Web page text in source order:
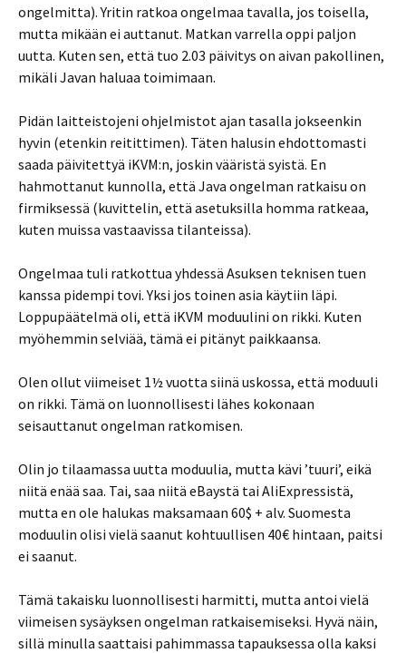
ongelmitta). Yritin ratkoa ongelmaa tavalla, jos toisella,
mutta mikään ei auttanut. Matkan varrella oppi paljon
uutta. Kuten sen, että tuo 2.03 päivitys on aivan pakollinen,
mikäli Javan haluaa toimimaan.
Pidän laitteistojeni ohjelmistot ajan tasalla jokseenkin
hyvin (etenkin reitittimen). Täten halusin ehdottomasti
saada päivitettyä iKVM:n, joskin vääristä syistä. En
hahmottanut kunnolla, että Java ongelman ratkaisu on
firmiksessä (kuvittelin, että asetuksilla homma ratkeaa,
kuten muissa vastaavissa tilanteissa).
Ongelmaa tuli ratkottua yhdessä Asuksen teknisen tuen
kanssa pidempi tovi. Yksi jos toinen asia käytiin läpi.
Loppupäätelmä oli, että iKVM moduulini on rikki. Kuten
myöhemmin selviää, tämä ei pitänyt paikkaansa.
Olen ollut viimeiset 1½ vuotta siinä uskossa, että moduuli
on rikki. Tämä on luonnollisesti lähes kokonaan
seisauttanut ongelman ratkomisen.
Olin jo tilaamassa uutta moduulia, mutta kävi ’tuuri’, eikä
niitä enää saa. Tai, saa niitä eBaystä tai AliExpressistä,
mutta en ole halukas maksamaan 60$ + alv. Suomesta
moduulin olisi vielä saanut kohtuullisen 40€ hintaan, paitsi
ei saanut.
Tämä takaisku luonnollisesti harmitti, mutta antoi vielä
viimeisen sysäyksen ongelman ratkaisemiseksi. Hyvä näin,
sillä minulla saattaisi pahimmassa tapauksessa olla kaksi